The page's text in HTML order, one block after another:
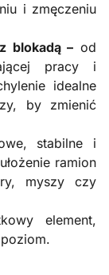
i zmęczeniu
blokadą – od
pracy i
idealne
by zmienić
stabilne i
ramion
myszy czy
element,